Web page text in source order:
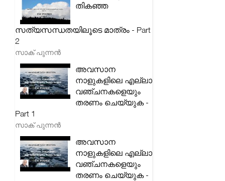
തികഞ്ഞ
സത്യസന്ധതയിലൂടെ മാത്രം - Part
2
സാക് പുന്നൻ
അവസാന
നാളുകളിലെ എല്ലാ
വഞ്ചനകളെയും
തരണം ചെയ്യുക -
Part 1
സാക് പുന്നൻ
അവസാന
നാളുകളിലെ എല്ലാ
വഞ്ചനകളെയും
തരണം ചെയ്യുക -